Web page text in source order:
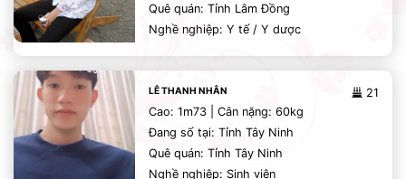
Quê quán: Tỉnh Lâm Đồng
Nghề nghiệp: Y tế / Y dược
21
LÊ THANH NHÂN
Cao: 1m73 | Cân nặng: 60kg
Đang số tại: Tỉnh Tây Ninh
Quê quán: Tỉnh Tây Ninh
Nghề nghiệp: Sinh viên